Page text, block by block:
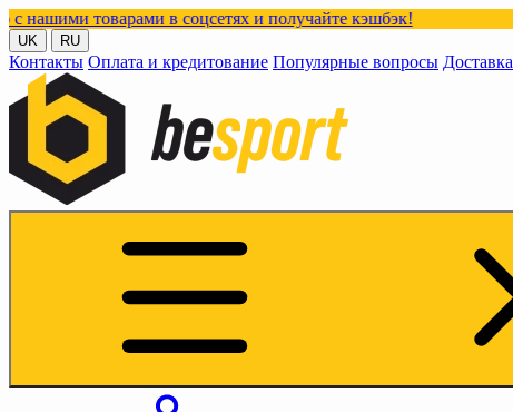
в соцсетях и получайте кэшбэк!
UK RU
Контакты Оплата и кредитование Популярные вопросы Доставка